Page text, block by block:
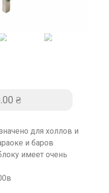
₴
для холлов и
и баров
имеет очень